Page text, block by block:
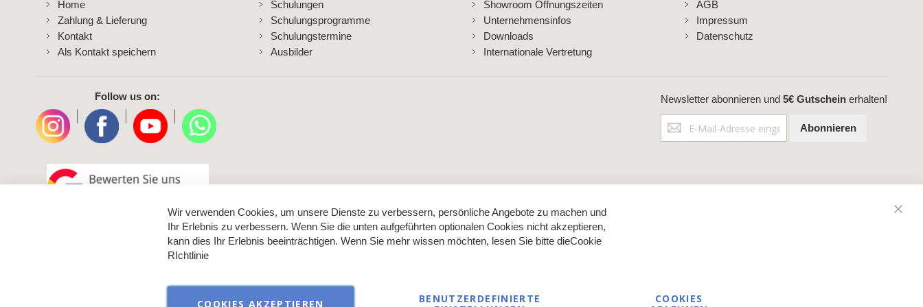
Home
Zahlung & Lieferung
Kontakt
Als Kontakt speichern
Schulungen
Schulungsprogramme
Schulungstermine
Ausbilder
Showroom Öffnungszeiten
Unternehmensinfos
Downloads
Internationale Vertretung
AGB
Impressum
Datenschutz
Follow us on: Newsletter abonnieren und5€ Gutschein erhalten!
Anmeldung
zum
Abonnieren
Wir verwenden Cookies, um unsere Dienste zu verbessern, persönliche Angebote zu machen und
Ihr Erlebnis zu verbessern. Wenn Sie die unten aufgeführten optionalen Cookies nicht akzeptieren,
kann dies Ihr Erlebnis beeinträchtigen. Wenn Sie mehr wissen möchten, lesen Sie bitte dieCookie
RIchtlinie
COOKIES AKZEPTIEREN
BENUTZERDEFINIERTE
COOKIES